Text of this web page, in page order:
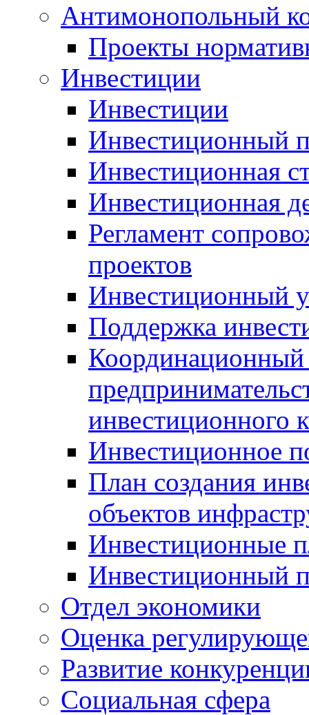
Антимонопольный
Проекты
Инвестиции
Инвестиции
Инвестиционный
Инвестиционная
Инвестиционная
Регламент
проектов
Инвестиционный
Поддержка
Координационный
инвестиционного
Инвестиционное
План создания
объектов
Инвестиционные
Инвестиционный
Отдел экономики
Оценка
Развитие
Социальная сфера